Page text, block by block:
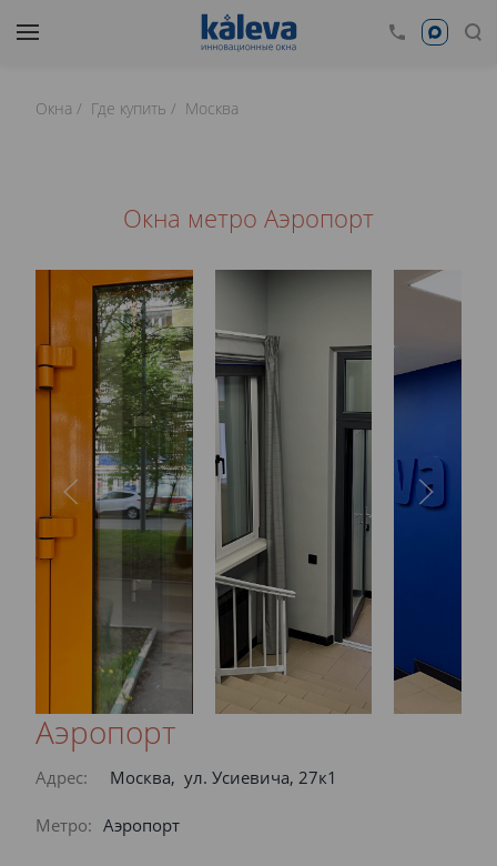
Окна Где купить Москва
Окна метро Аэропорт
Аэропорт
Адрес: Москва, ул. Усиевича, 27к1
Метро: Аэропорт